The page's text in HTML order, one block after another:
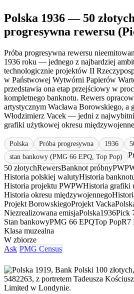
Polska 1936 — 50
progresywna rewersu
Próba progresywna rewersu
1936 roku — jednego z najbardziej
technologicznie projektów II
w Państwowej Wytwórni Papierów
przedstawia ona etap przejściowy w
kompletnego banknotu. Rewers
artystycznym Wacława Borowskiego, a
Włodzimierz Vacek — jedni z
grafiki użytkowej okresu
Polska Próba progresywna 1936
stan bankowy (PMG 66 EPQ, Top Pop)
50 złotychRewersBanknot próbny
Historia polskiej walutyHistoria
Historia projektu PWPWHistoria grafiki
Historia okresu międzywojennego
Projekt BorowskiegoProjekt Vacka
Niezrealizowana emisjaPolska1936Pick
Stan bankowyPMG 66 EPQTop PopR7
Klasa muzealna
W zbiorze
Ask PMG Census